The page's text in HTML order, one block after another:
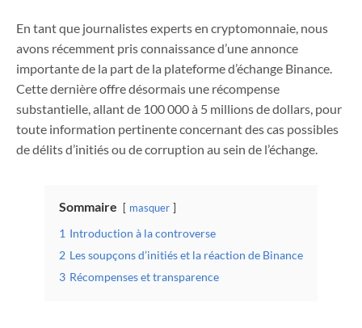
En tant que journalistes experts en cryptomonnaie, nous
avons récemment pris connaissance d’une annonce
importante de la part de la plateforme d’échange Binance.
Cette dernière offre désormais une récompense
substantielle, allant de 100 000 à 5 millions de dollars, pour
toute information pertinente concernant des cas possibles
de délits d’initiés ou de corruption au sein de l’échange.
Sommaire masquer
1 Introduction à la controverse
2 Les soupçons d’initiés et la réaction de Binance
3 Récompenses et transparence